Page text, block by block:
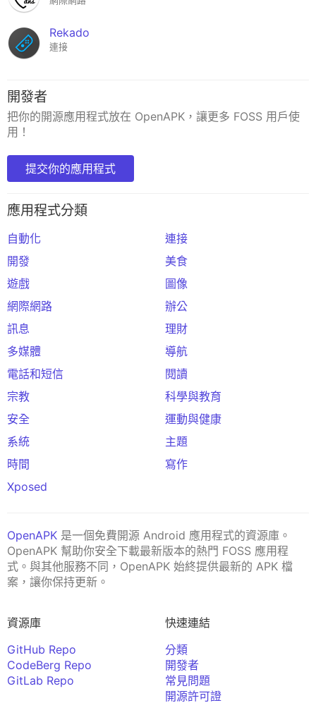
Rekado
連接
開發者
把你的開源應用程式放在 OpenAPK，讓更多 FOSS 用戶使
用！
提交你的應用程式
應用程式分類
自動化
連接
開發
美食
遊戲
圖像
網際網路
辦公
訊息
理財
多媒體
導航
電話和短信
閱讀
宗教
科學與教育
安全
運動與健康
系統
主題
時間
寫作
Xposed
OpenAPK 是一個免費開源 Android 應用程式的資源庫。
OpenAPK 幫助你安全下載最新版本的熱門 FOSS 應用程
式。與其他服務不同，OpenAPK 始終提供最新的 APK 檔
案，讓你保持更新。
資源庫
GitHub Repo
CodeBerg Repo
GitLab Repo
快速連結
分類
開發者
常見問題
開源許可證